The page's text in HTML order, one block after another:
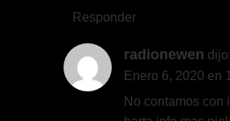
Responder
radionewen dijo:
Enero 6, 2020 en
No contamos con